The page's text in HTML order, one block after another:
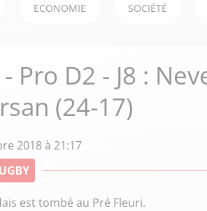
ECONOMIE SOCIÉTÉ
- Pro D2 - J8 :
(24-17)
2018 à 21:17
est tombé au Pré Fleuri.